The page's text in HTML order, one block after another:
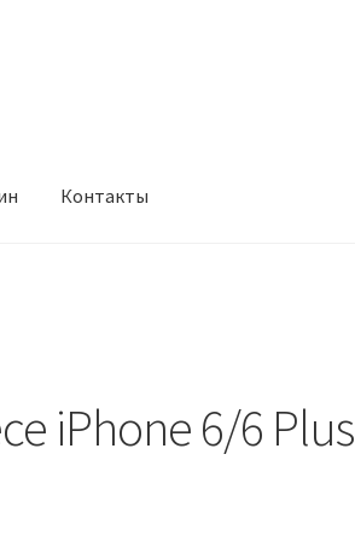
Контакты
iPhone 6/6 Plus